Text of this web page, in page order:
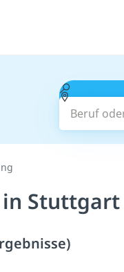
Beruf
Stuttgart